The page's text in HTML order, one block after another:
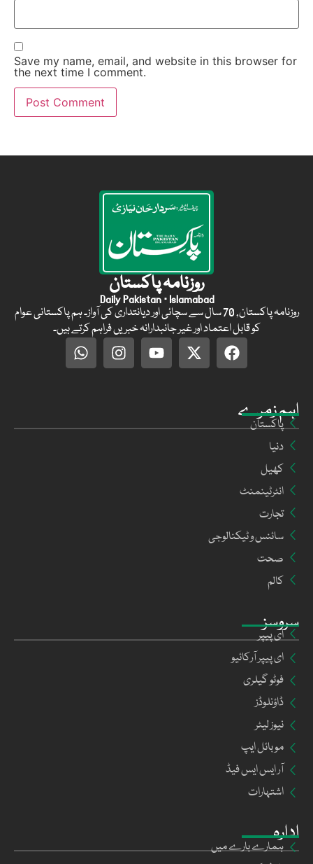
Save my name, email, and website in this browser for
the next time I comment.
ادارہ
ہمارے بارے میں
سروسز
ای پیپر
ای پیپر آرکائیو
فوٹو گیلری
ڈاؤنلوڈز
نیوز لیٹر
موبائل ایپ
آر ایس ایس فیڈ
اشتہارات
اہم زمرے
پاکستان
دنیا
کھیل
انٹرٹینمنٹ
تجارت
سائنس و ٹیکنالوجی
صحت
کالم
روزنامہ پاکستان
Daily Pakistan · Islamabad
روزنامہ پاکستان, 70 سال سے سچائی اور دیانتداری کی آواز۔ ہم پاکستانی عوام
کو قابل اعتماد اور غیر جانبدارانہ خبریں فراہم کرتے ہیں۔